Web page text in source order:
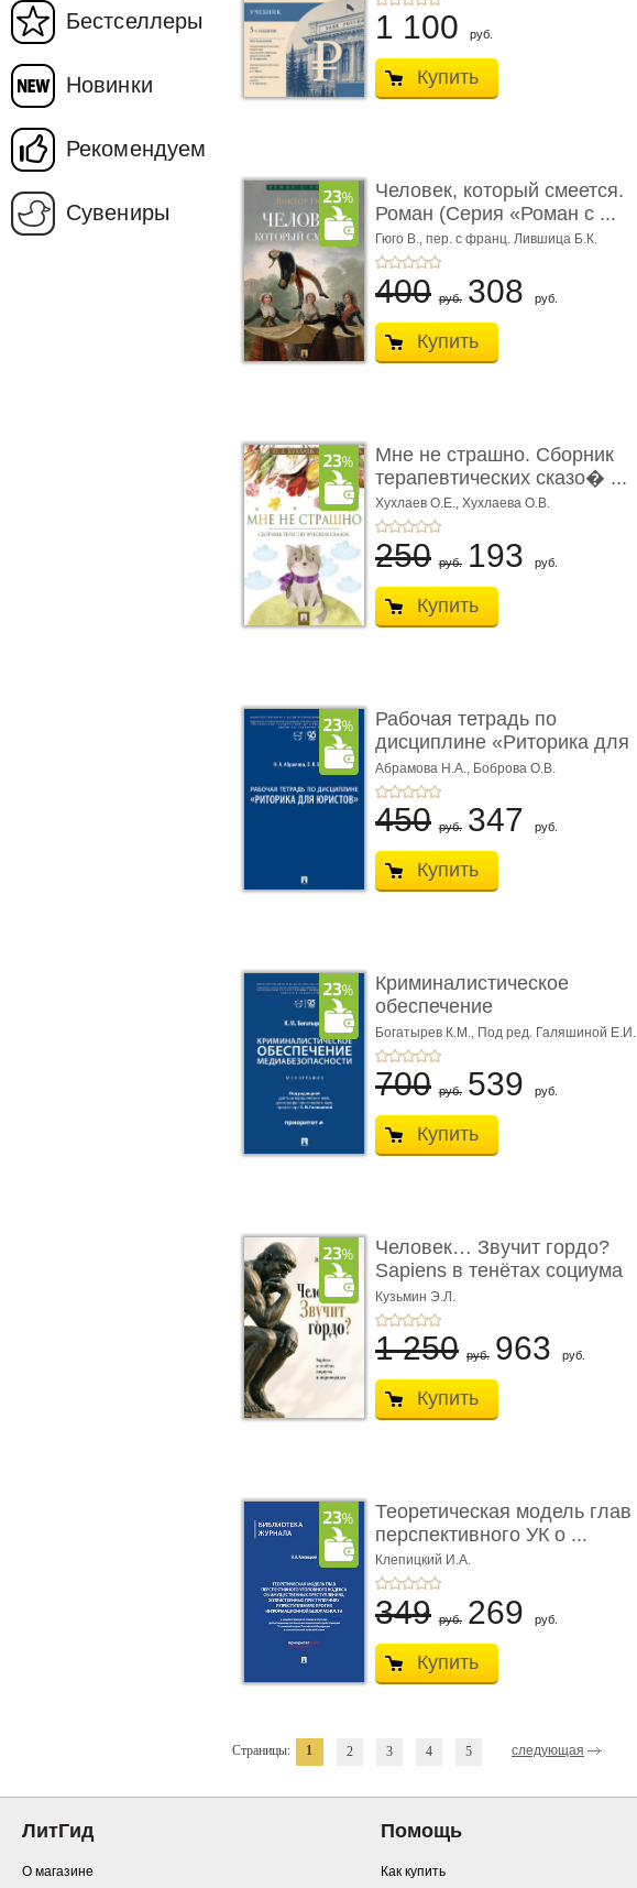
Бестселлеры
Новинки
Рекомендуем
Сувениры
1 100 руб.
Купить
Человек, который смеется.
Роман (Серия «Роман с ...
Гюго В., пер. с франц. Лившица Б.К.
400 руб. 308 руб.
Купить
Мне не страшно. Сборник
терапевтических сказо� ...
Хухлаев О.Е., Хухлаева О.В.
250 руб. 193 руб.
Купить
Рабочая тетрадь по
дисциплине «Риторика для
ю� ...
Абрамова Н.А., Боброва О.В.
450 руб. 347 руб.
Купить
Криминалистическое
обеспечение
медиабезопас� ...
Богатырев К.М., Под ред. Галяшиной Е.И.
700 руб. 539 руб.
Купить
Человек… Звучит гордо?
Sapiens в тенётах социума
� ...
Кузьмин Э.Л.
1 250 руб. 963 руб.
Купить
Теоретическая модель глав
перспективного УК о ...
Клепицкий И.А.
349 руб. 269 руб.
Купить
Страницы: 1 2 3 4 5 следующая
ЛитГид
О магазине
Помощь
Как купить